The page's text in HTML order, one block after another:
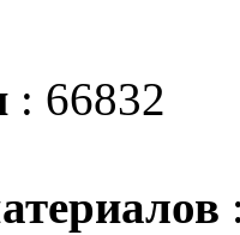
: 66832